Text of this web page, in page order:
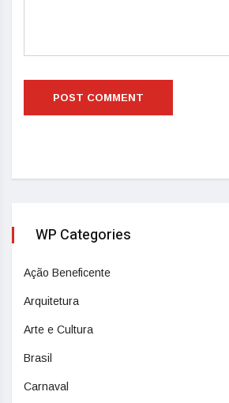
WP Categories
Ação Beneficente
Arquitetura
Arte e Cultura
Brasil
Carnaval